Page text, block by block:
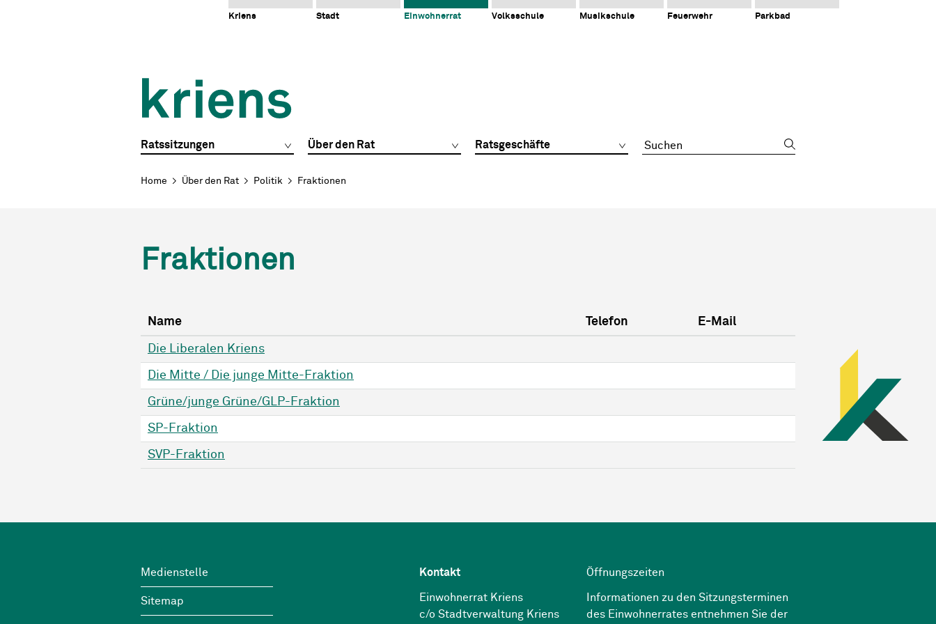
Navigieren in Kriens
Kriens Stadt Einwohnerrat Volksschule Musikschule Feuerwehr Parkbad
Hauptnavigation
Ratssitzungen Über den Rat Ratsgeschäfte Suchbegriff
Breadcrumb
Home Über den Rat Politik Fraktionen
Fraktionen
Name Telefon E-Mail
Die Liberalen Kriens
Die Mitte / Die junge Mitte-Fraktion
Grüne/junge Grüne/GLP-Fraktion
SP-Fraktion
SVP-Fraktion
Wichtige Links
Medienstelle
Sitemap
Kontakt
Einwohnerrat Kriens
c/o Stadtverwaltung Kriens
Öffnungszeiten
Informationen zu den Sitzungsterminen
des Einwohnerrates entnehmen Sie der